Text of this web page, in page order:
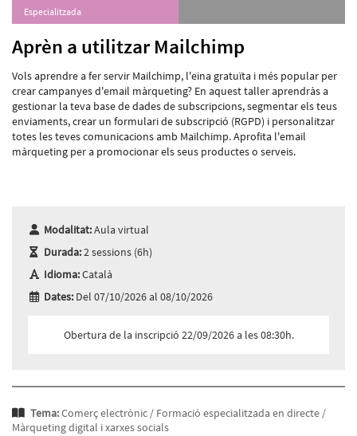
Especialitzada
Aprèn a utilitzar Mailchimp
Vols aprendre a fer servir Mailchimp, l'eina gratuïta i més popular per
crear campanyes d'email màrqueting? En aquest taller aprendràs a
gestionar la teva base de dades de subscripcions, segmentar els teus
enviaments, crear un formulari de subscripció (RGPD) i personalitzar
totes les teves comunicacions amb Mailchimp. Aprofita l'email
màrqueting per a promocionar els seus productes o serveis.
Modalitat:Aula virtual
Durada:2 sessions (6h)
Idioma:Català
Dates: Del 07/10/2026 al 08/10/2026
Obertura de la inscripció 22/09/2026 a les 08:30h.
Tema:Comerç electrònic / Formació especialitzada en directe /
Màrqueting digital i xarxes socials